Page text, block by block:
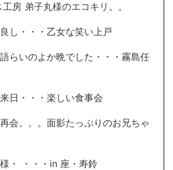
房 弟子丸様のエコキリ。。
し・・・乙女な笑い上戸
らいのよか晩でした・・・霧島任
日・・・楽しい食事会
会。。。面影たっぷりのお兄ちゃ
・ ・・・in 座・寿鈴